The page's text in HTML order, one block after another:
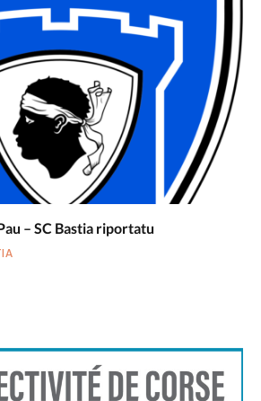
– SC Bastia riportatu